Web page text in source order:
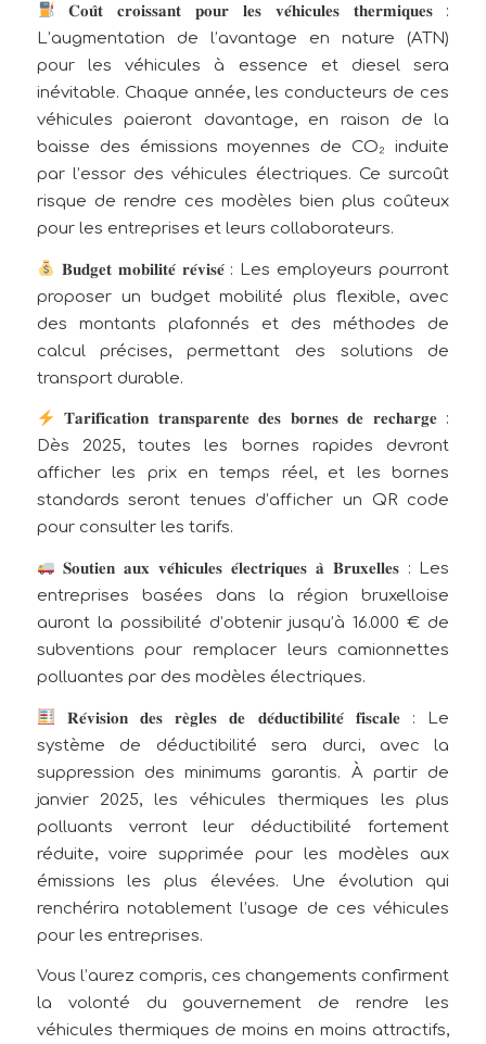
𝐂𝐨𝐮̂𝐭 𝐜𝐫𝐨𝐢𝐬𝐬𝐚𝐧𝐭 𝐩𝐨𝐮𝐫 𝐥𝐞𝐬 𝐯𝐞́𝐡𝐢𝐜𝐮𝐥𝐞𝐬 𝐭𝐡𝐞𝐫𝐦𝐢𝐪𝐮𝐞𝐬 :
L’augmentation de l’avantage en nature (ATN)
pour les véhicules à essence et diesel sera
inévitable. Chaque année, les conducteurs de ces
véhicules paieront davantage, en raison de la
baisse des émissions moyennes de CO₂ induite
par l’essor des véhicules électriques. Ce surcoût
risque de rendre ces modèles bien plus coûteux
pour les entreprises et leurs collaborateurs.
𝐁𝐮𝐝𝐠𝐞𝐭 𝐦𝐨𝐛𝐢𝐥𝐢𝐭𝐞́ 𝐫𝐞́𝐯𝐢𝐬𝐞́ : Les employeurs pourront
proposer un budget mobilité plus flexible, avec
des montants plafonnés et des méthodes de
calcul précises, permettant des solutions de
transport durable.
𝐓𝐚𝐫𝐢𝐟𝐢𝐜𝐚𝐭𝐢𝐨𝐧 𝐭𝐫𝐚𝐧𝐬𝐩𝐚𝐫𝐞𝐧𝐭𝐞 𝐝𝐞𝐬 𝐛𝐨𝐫𝐧𝐞𝐬 𝐝𝐞 𝐫𝐞𝐜𝐡𝐚𝐫𝐠𝐞 :
Dès 2025, toutes les bornes rapides devront
afficher les prix en temps réel, et les bornes
standards seront tenues d’afficher un QR code
pour consulter les tarifs.
𝐒𝐨𝐮𝐭𝐢𝐞𝐧 𝐚𝐮𝐱 𝐯𝐞́𝐡𝐢𝐜𝐮𝐥𝐞𝐬 𝐞́𝐥𝐞𝐜𝐭𝐫𝐢𝐪𝐮𝐞𝐬 𝐚̀ 𝐁𝐫𝐮𝐱𝐞𝐥𝐥𝐞𝐬 : Les
entreprises basées dans la région bruxelloise
auront la possibilité d’obtenir jusqu’à 16.000 € de
subventions pour remplacer leurs camionnettes
polluantes par des modèles électriques.
𝐑𝐞́𝐯𝐢𝐬𝐢𝐨𝐧 𝐝𝐞𝐬 𝐫𝐞̀𝐠𝐥𝐞𝐬 𝐝𝐞 𝐝𝐞́𝐝𝐮𝐜𝐭𝐢𝐛𝐢𝐥𝐢𝐭𝐞́ 𝐟𝐢𝐬𝐜𝐚𝐥𝐞 : Le
système de déductibilité sera durci, avec la
suppression des minimums garantis. À partir de
janvier 2025, les véhicules thermiques les plus
polluants verront leur déductibilité fortement
réduite, voire supprimée pour les modèles aux
émissions les plus élevées. Une évolution qui
renchérira notablement l’usage de ces véhicules
pour les entreprises.
Vous l’aurez compris, ces changements confirment
la volonté du gouvernement de rendre les
véhicules thermiques de moins en moins attractifs,